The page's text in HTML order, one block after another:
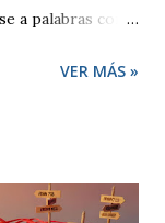
a palabras como
una empresa
Desde un punto
VER MÁS »